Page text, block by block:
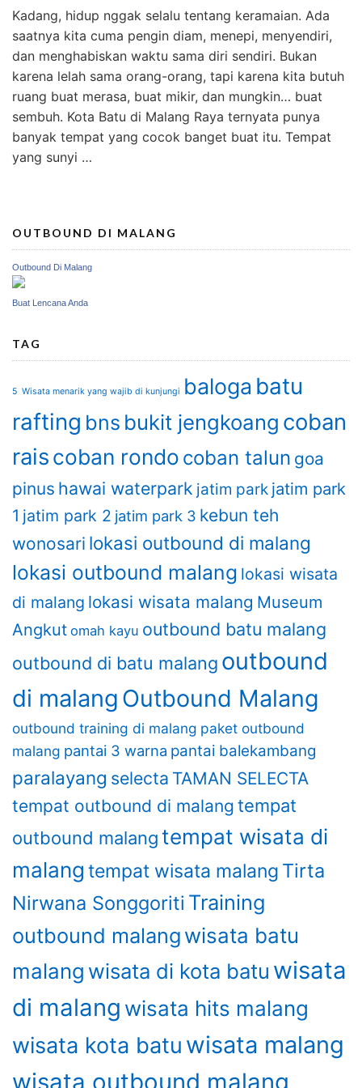
Kadang, hidup nggak selalu tentang keramaian. Ada
saatnya kita cuma pengin diam, menepi, menyendiri,
dan menghabiskan waktu sama diri sendiri. Bukan
karena lelah sama orang-orang, tapi karena kita butuh
ruang buat merasa, buat mikir, dan mungkin… buat
sembuh. Kota Batu di Malang Raya ternyata punya
banyak tempat yang cocok banget buat itu. Tempat
yang sunyi …
OUTBOUND DI MALANG
Outbound Di Malang
Buat Lencana Anda
TAG
5 Wisata menarik yang wajib di kunjungi baloga batu
rafting bns bukit jengkoang coban
raiscoban rondo coban talun goa
pinus hawai waterpark jatim park jatim park
1 jatim park 2 jatim park 3 kebun teh
wonosari lokasi outbound di malang
lokasi outbound malang lokasi wisata
di malang lokasi wisata malang Museum
Angkut omah kayu outbound batu malang
outbound di batu malang outbound
di malang Outbound Malang
outbound training di malang paket outbound
malang pantai 3 warna pantai balekambang
paralayang selecta TAMAN SELECTA
tempat outbound di malang tempat
outbound malangtempat wisata di
malang tempat wisata malang Tirta
Nirwana Songgoriti Training
outbound malangwisata batu
malang wisata di kota batu wisata
di malang wisata hits malang
wisata kota batu wisata malang
wisata outbound malang